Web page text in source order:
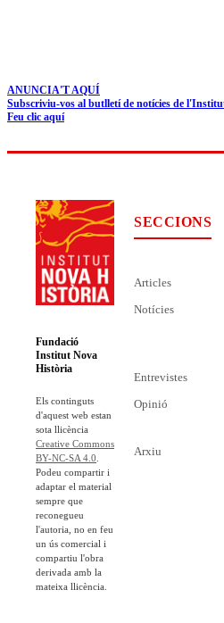
ANUNCIA'T AQUÍ
Subscriviu-vos al butlletí de notícies de
Feu clic aquí
Fundació
Institut Nova
Història
Els continguts
d'aquest web estan
sota llicència
Creative Commons
BY-NC-SA 4.0
Podeu compartir i
adaptar el material
sempre que
reconegueu
l'autoria, no en feu
un ús comercial i
compartiu l'obra
derivada amb la
mateixa llicència.
SECCIONS
Articles
Notícies
Entrevistes
Opinió
Arxiu